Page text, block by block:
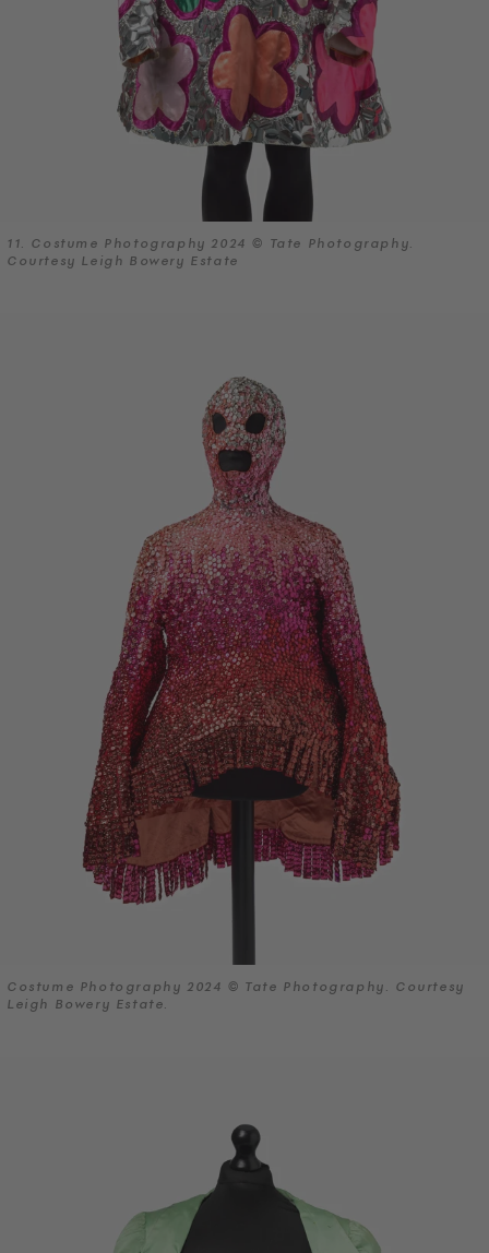
11. Costume Photography 2024 © Tate Photography.
Courtesy Leigh Bowery Estate
Costume Photography 2024 © Tate Photography. Courtesy
Leigh Bowery Estate.